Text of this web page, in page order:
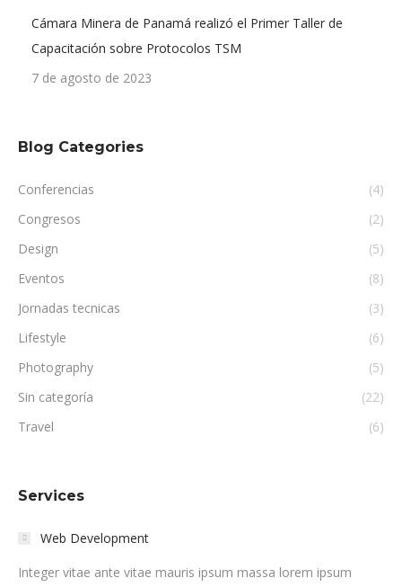
Cámara Minera de Panamá realizó el Primer Taller de
Capacitación sobre Protocolos TSM
7 de agosto de 2023
Blog Categories
Conferencias
(4)
Congresos
(2)
Design
(5)
Eventos
(8)
Jornadas tecnicas
(3)
Lifestyle
(6)
Photography
(5)
Sin categoría
(22)
Travel
(6)
Services
Web Development
Integer vitae ante vitae mauris ipsum massa lorem ipsum